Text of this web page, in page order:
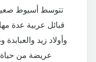
تتوسط أسيوط
قبائل عربية عدة
وأولاد زيد
عريضة من حياة